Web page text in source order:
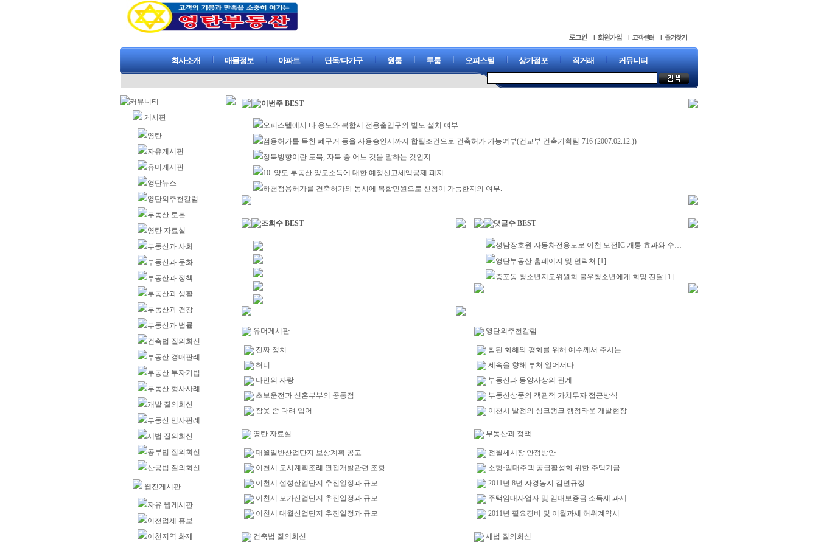
회사소개 매물정보 아파트 단독/다가구 원룸 투룸 오피스텔 상가점포 직거래 커뮤니티
커뮤니티
게시판
영탄
자유게시판
유머게시판
영탄뉴스
영탄의추천칼럼
부동산 토론
영탄 자료실
부동산과 사회
부동산과 문화
부동산과 정책
부동산과 생활
부동산과 건강
부동산과 법률
건축법 질의회신
부동산 경매판례
부동산 투자기법
부동산 형사사례
개발 질의회신
부동산 민사판례
세법 질의회신
공부법 질의회신
산공법 질의회신
웹진게시판
자유 웹게시판
이천업체 홍보
이천지역 화제
이번주 BEST
오피스텔에서 타 용도와 복합시 전용출입구의 별도 설치 여부
점용허가를 득한 폐구거 등을 사용승인시까지 합필조건으로 건축허가 가능여부(건교부 건축기획팀-716 (2007.02.12.))
정북방향이란 도북, 자북 중 어느 것을 말하는 것인지
10. 양도 부동산 양도소득에 대한 예정신고세액공제 폐지
하천점용허가를 건축허가와 동시에 복합민원으로 신청이 가능한지의 여부.
조회수 BEST 댓글수 BEST
성남장호원 자동차전용도로 이천 모전IC 개통 효과와 수혜지역은?
영탄부동산 홈페이지 및 연락처 [1]
증포동 청소년지도위원회 불우청소년에게 희망 전달 [1]
유머게시판
진짜 정치
허니
나만의 자랑
초보운전과 신혼부부의 공통점
잠옷 좀 다려 입어
영탄의추천칼럼
참된 화해와 평화를 위해 예수께서 주시는
세속을 향해 부처 일어서다
부동산과 동양사상의 관계
부동산상품의 객관적 가치투자 접근방식
이천시 발전의 싱크탱크 행정타운 개발현장
영탄 자료실
대월일반산업단지 보상계획 공고
이천시 도시계획조례 연접개발관련 조항
이천시 설성산업단지 추진일정과 규모
이천시 모가산업단지 추진일정과 규모
이천시 대월산업단지 추진일정과 규모
부동산과 정책
전월세시장 안정방안
소형·임대주택 공급활성화 위한 주택기금
2011년 8년 자경농지 감면규정
주택임대사업자 및 임대보증금 소득세 과세
2011년 필요경비 및 이월과세 허위계약서
건축법 질의회신 세법 질의회신